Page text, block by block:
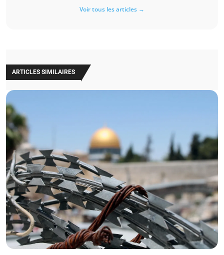
Voir tous les articles →
ARTICLES SIMILAIRES